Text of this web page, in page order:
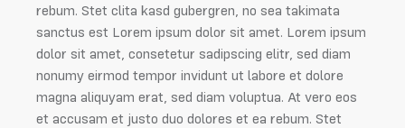
rebum. Stet clita kasd gubergren, no sea takimata
sanctus est Lorem ipsum dolor sit amet. Lorem ipsum
dolor sit amet, consetetur sadipscing elitr, sed diam
nonumy eirmod tempor invidunt ut labore et dolore
magna aliquyam erat, sed diam voluptua. At vero eos
et accusam et justo duo dolores et ea rebum. Stet